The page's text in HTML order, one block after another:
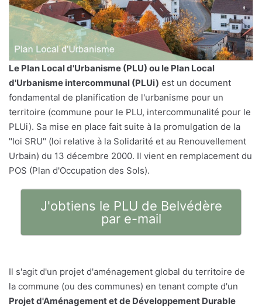
Le Plan Local d'Urbanisme (PLU) ou le Plan Local
d'Urbanisme intercommunal (PLUi) est un document
fondamental de planification de l'urbanisme pour un
territoire (commune pour le PLU, intercommunalité pour le
PLUi). Sa mise en place fait suite à la promulgation de la
"loi SRU" (loi relative à la Solidarité et au Renouvellement
Urbain) du 13 décembre 2000. Il vient en remplacement du
POS (Plan d'Occupation des Sols).
J'obtiens le PLU de Belvédère
par e-mail
Il s'agit d'un projet d'aménagement global du territoire de
la commune (ou des communes) en tenant compte d'un
Projet d'Aménagement et de Développement Durable